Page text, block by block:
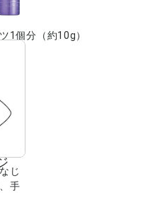
1個分（約10g）
じ
手